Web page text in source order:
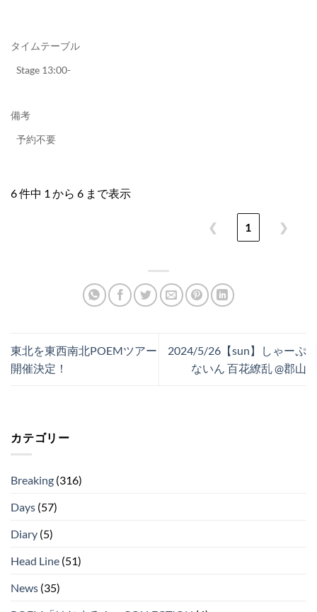
タイムテーブル
Stage 13:00-
備考
予約不要
6 件中 1 から 6 まで表示
❮ 1 ❯
東北を東西南北POEMツアー
開催決定！
2024/5/26【sun】しゃーぷ
ないん 百花繚乱 @郡山
カテゴリー
Breaking (316)
Days (57)
Diary (5)
Head Line (51)
News (35)